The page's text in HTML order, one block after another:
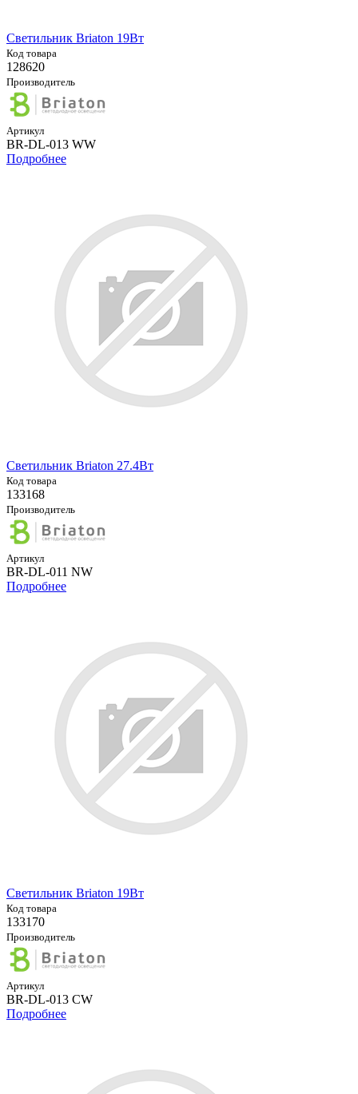
Светильник Briaton 19Вт
Код товара
128620
Производитель
Артикул
BR-DL-013 WW
Подробнее
Светильник Briaton 27.4Вт
Код товара
133168
Производитель
Артикул
BR-DL-011 NW
Подробнее
Светильник Briaton 19Вт
Код товара
133170
Производитель
Артикул
BR-DL-013 CW
Подробнее